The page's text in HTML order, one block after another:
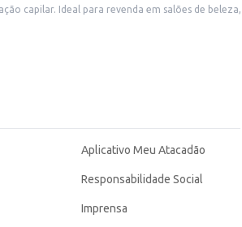
excelente opção para
Aplicativo Meu Atacadão
Responsabilidade Social
Imprensa